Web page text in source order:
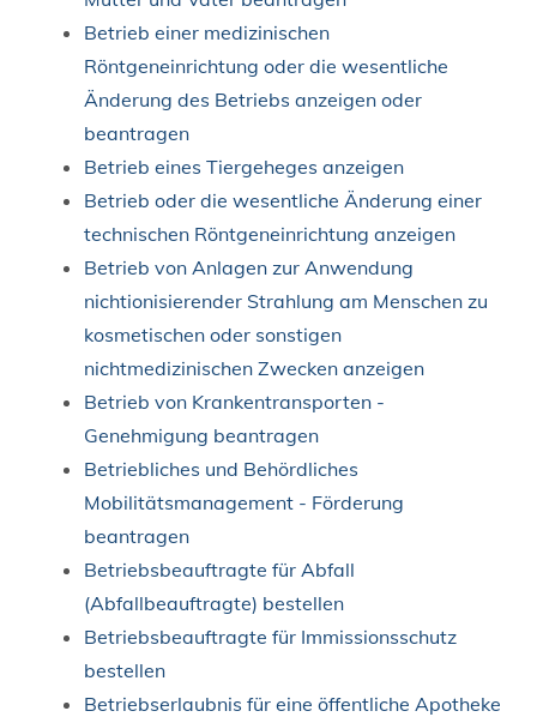
Betrieb einer medizinischen
Röntgeneinrichtung oder die wesentliche
Änderung des Betriebs anzeigen oder
beantragen
Betrieb eines Tiergeheges anzeigen
Betrieb oder die wesentliche Änderung einer
technischen Röntgeneinrichtung anzeigen
Betrieb von Anlagen zur Anwendung
nichtionisierender Strahlung am Menschen zu
kosmetischen oder sonstigen
nichtmedizinischen Zwecken anzeigen
Betrieb von Krankentransporten -
Genehmigung beantragen
Betriebliches und Behördliches
Mobilitätsmanagement - Förderung
beantragen
Betriebsbeauftragte für Abfall
(Abfallbeauftragte) bestellen
Betriebsbeauftragte für Immissionsschutz
bestellen
Betriebserlaubnis für eine öffentliche Apotheke